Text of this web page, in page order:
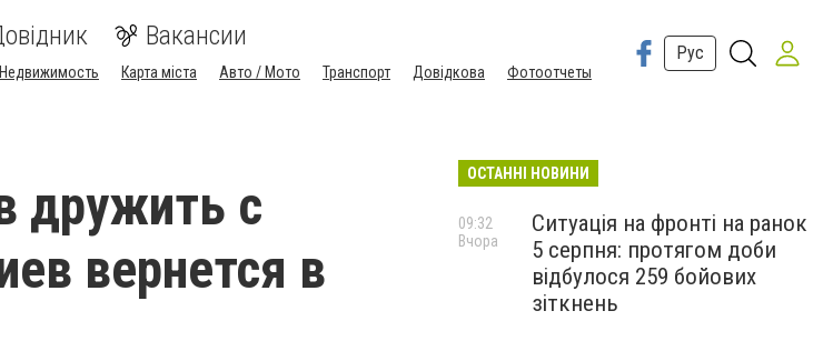
Вакансии
Недвижимость Карта міста Авто / Мото Транспорт Довідкова Фотоотчеты
Рус
дружить с
вернется в
ОСТАННІ НОВИНИ
Ситуація на фронті на ранок
5 серпня: протягом доби
відбулося 259 бойових
зіткнень
09:32
Вчора